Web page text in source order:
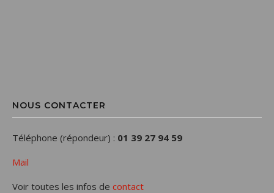
NOUS CONTACTER
Téléphone (répondeur) : 01 39 27 94 59
Mail
Voir toutes les infos de contact